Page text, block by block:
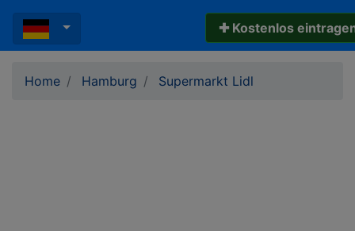
✚ Kostenlos
Home Hamburg Supermarkt Lidl